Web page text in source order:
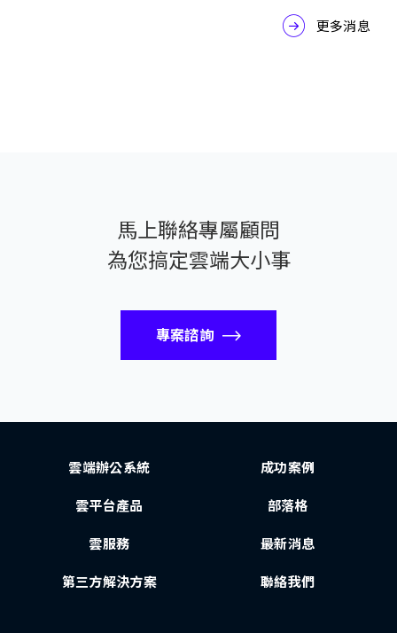
更多消息
馬上聯絡專屬顧問
為您搞定雲端大小事
專案諮詢
雲端辦公系統
雲平台產品
雲服務
第三方解決方案
成功案例
部落格
最新消息
聯絡我們